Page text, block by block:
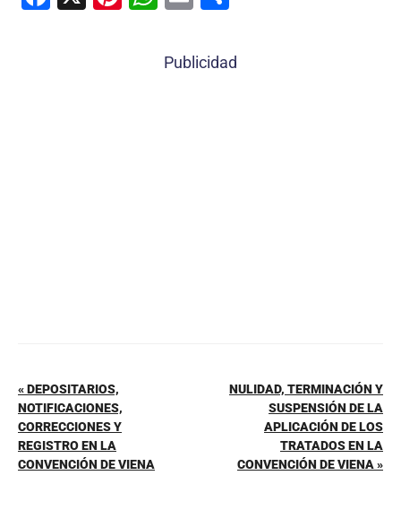
at ai m
Publicidad
« DEPOSITARIOS,
NOTIFICACIONES,
CORRECCIONES Y
REGISTRO EN LA
CONVENCIÓN DE VIENA
NULIDAD, TERMINACIÓN Y
SUSPENSIÓN DE LA
APLICACIÓN DE LOS
TRATADOS EN LA
CONVENCIÓN DE VIENA »